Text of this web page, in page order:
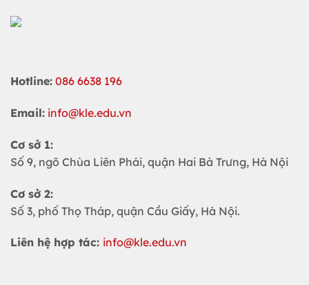
Hotline: 086 6638 196
Email: info@kle.edu.vn
Cơ sở 1:
Số 9, ngõ Chùa Liên Phái, quận Hai Bà Trưng, Hà Nội
Cơ sở 2:
Số 3, phố Thọ Tháp, quận Cầu Giấy, Hà Nội.
Liên hệ hợp tác: info@kle.edu.vn